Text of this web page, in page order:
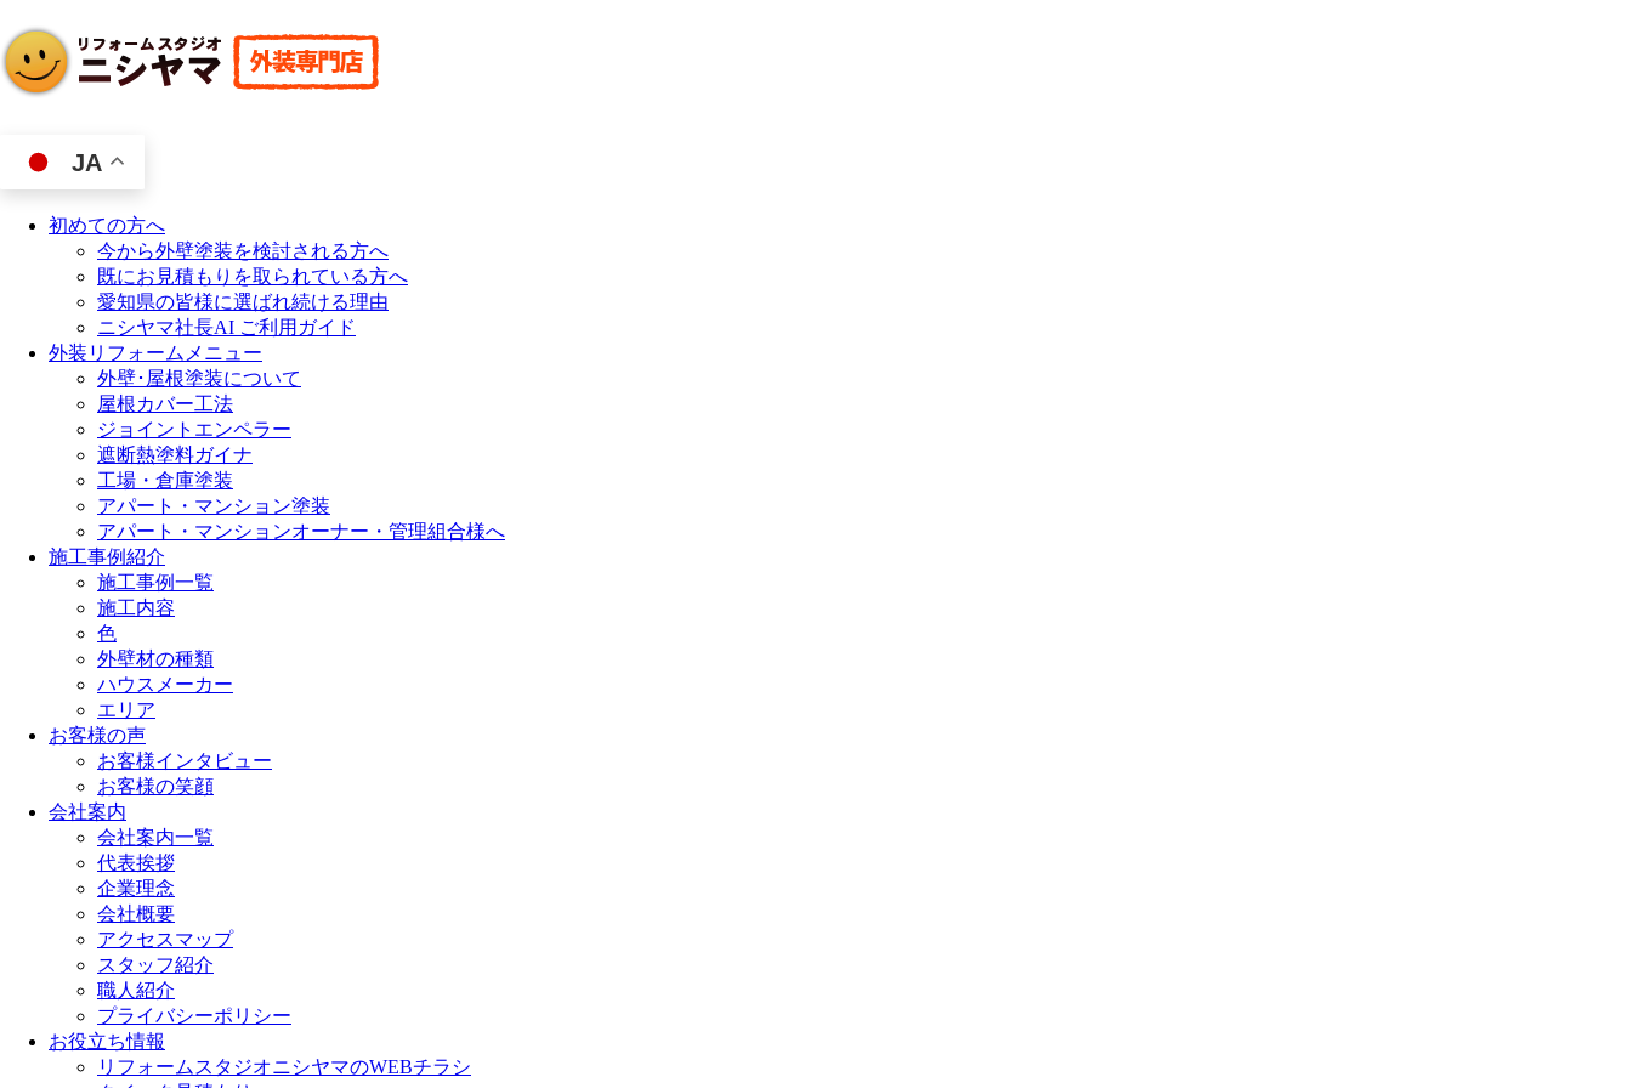
JA
初めての方へ
今から外壁塗装を検討される方へ
既にお見積もりを取られている方へ
愛知県の皆様に選ばれ続ける理由
ニシヤマ社長AI ご利用ガイド
外装リフォームメニュー
外壁･屋根塗装について
屋根カバー工法
ジョイントエンペラー
遮断熱塗料ガイナ
工場・倉庫塗装
アパート・マンション塗装
アパート・マンションオーナー・管理組合様へ
施工事例紹介
施工事例一覧
施工内容
色
外壁材の種類
ハウスメーカー
エリア
お客様の声
お客様インタビュー
お客様の笑顔
会社案内
会社案内一覧
代表挨拶
企業理念
会社概要
アクセスマップ
スタッフ紹介
職人紹介
プライバシーポリシー
お役立ち情報
リフォームスタジオニシヤマのWEBチラシ